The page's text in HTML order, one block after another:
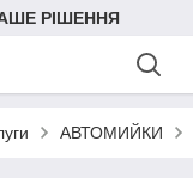
РІШЕННЯ
АВТОМИЙКИ